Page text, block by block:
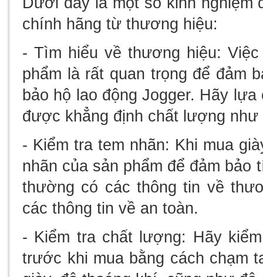
chính hãng từ thương hiệu:
- Tìm hiểu về thương hiệu:
phẩm là rất quan trọng để đảm
bảo hộ lao động Jogger. Hãy
được khẳng định chất lượng như
- Kiểm tra tem nhãn: Khi mua
nhãn của sản phẩm để đảm bảo
thường có các thông tin về
các thông tin về an toàn.
- Kiểm tra chất lượng: Hãy
trước khi mua bằng cách chạm